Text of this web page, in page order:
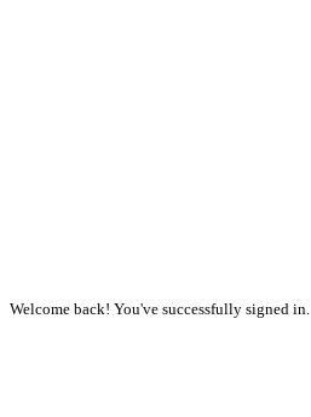
Welcome back! You've successfully signed in.